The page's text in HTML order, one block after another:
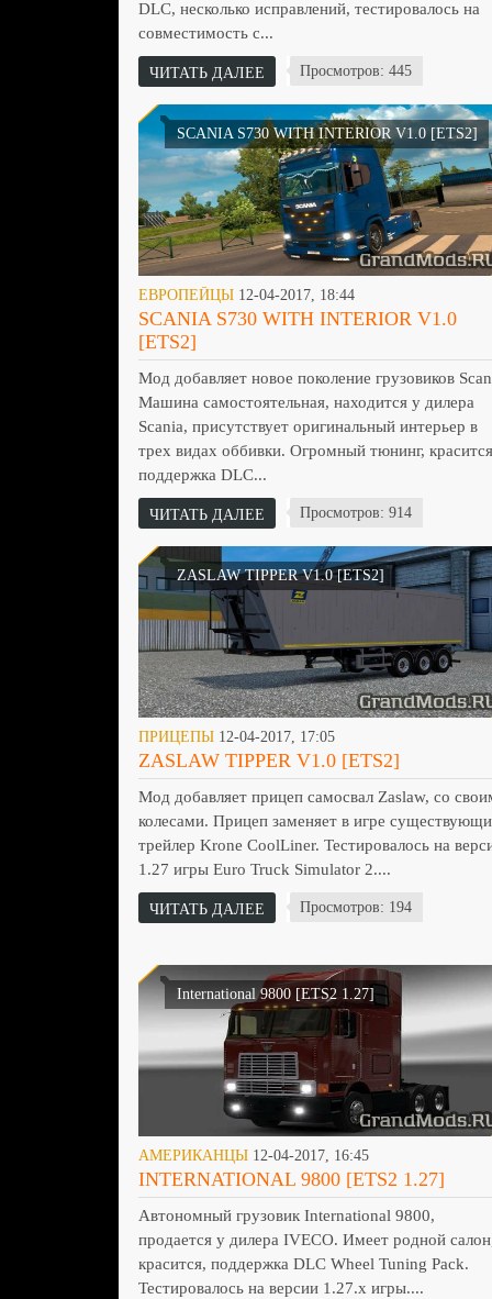
DLC, несколько исправлений, тестировалось на
совместимость с...
ЧИТАТЬ ДАЛЕЕ Просмотров: 445
SCANIA S730 WITH INTERIOR V1.0 [ETS2]
ЕВРОПЕЙЦЫ 12-04-2017, 18:44
SCANIA S730 WITH INTERIOR V1.0
[ETS2]
Мод добавляет новое поколение грузовиков
Машина самостоятельная, находится у дилера
Scania, присутствует оригинальный интерьер в
трех видах оббивки. Огромный тюнинг,
поддержка DLC...
ЧИТАТЬ ДАЛЕЕ Просмотров: 914
ZASLAW TIPPER V1.0 [ETS2]
ПРИЦЕПЫ12-04-2017, 17:05
ZASLAW TIPPER V1.0 [ETS2]
Мод добавляет прицеп самосвал Zaslaw, со
колесами. Прицеп заменяет в игре
трейлер Krone CoolLiner. Тестировалось на
1.27 игры Euro Truck Simulator 2....
ЧИТАТЬ ДАЛЕЕ Просмотров: 194
International 9800 [ETS2 1.27]
АМЕРИКАНЦЫ12-04-2017, 16:45
INTERNATIONAL 9800 [ETS2 1.27]
Автономный грузовик International 9800,
продается у дилера IVECO. Имеет родной
красится, поддержка DLC Wheel Tuning Pack.
Тестировалось на версии 1.27.х игры....